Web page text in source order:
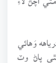
وَهائي
پاڻ وٽ